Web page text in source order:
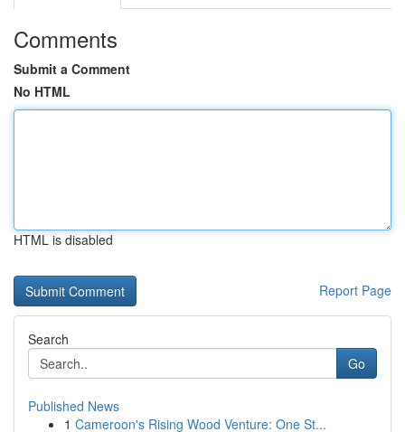
Comments
Submit a Comment
No HTML
HTML is disabled
Report Page
Search
Go
Published News
1 Cameroon's Rising Wood Venture: One St...